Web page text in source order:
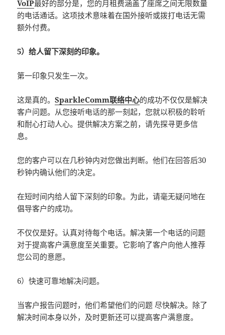
VoIP最好的部分是，您的月租费涵盖了座席之间无限数量
的电话通话。这项技术意味着在国外接听或拨打电话无需
额外付费。
5）给人留下深刻的印象。
第一印象只发生一次。
这是真的。SparkleComm联络中心的成功不仅仅是解决
客户问题。从您接听电话的那一刻起，您就以积极的聆听
和耐心打动人心。提供解决方案之前，请先探寻更多信
息。
您的客户可以在几秒钟内对您做出判断。他们在回答后30
秒钟内确认他们的决定。
在短时间内给人留下深刻的印象。为此，请毫无疑问地在
倡导客户的成功。
不仅仅是好。认真对待每个电话。解决第一个电话的问题
对于提高客户满意度至关重要。它影响了客户向他人推荐
您公司的意愿。
6）快速可靠地解决问题。
当客户报告问题时，他们希望他们的问题 尽快解决。除了
解决时间本身以外，及时更新还可以提高客户满意度。